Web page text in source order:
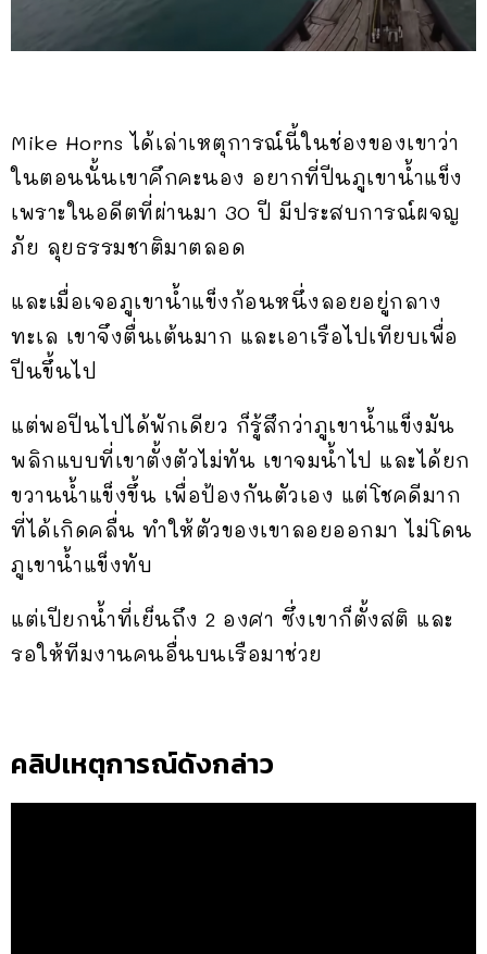
Mike Horns ได้เล่าเหตุการณ์นี้ในช่องของเขาว่า
ในตอนนั้นเขาคึกคะนอง อยากที่ปีนภูเขาน้ำแข็ง
เพราะในอดีตที่ผ่านมา 30 ปี มีประสบการณ์ผจญ
ภัย ลุยธรรมชาติมาตลอด
และเมื่อเจอภูเขาน้ำแข็งก้อนหนึ่งลอยอยู่กลาง
ทะเล เขาจึงตื่นเต้นมาก และเอาเรือไปเทียบเพื่อ
ปีนขึ้นไป
แต่พอปีนไปได้พักเดียว ก็รู้สึกว่าภูเขาน้ำแข็งมัน
พลิกแบบที่เขาตั้งตัวไม่ทัน เขาจมน้ำไป และได้ยก
ขวานน้ำแข็งขึ้น เพื่อป้องกันตัวเอง แต่โชคดีมาก
ที่ได้เกิดคลื่น ทำให้ตัวของเขาลอยออกมา ไม่โดน
ภูเขาน้ำแข็งทับ
แต่เปียกน้ำที่เย็นถึง 2 องศา ซึ่งเขาก็ตั้งสติ และ
รอให้ทีมงานคนอื่นบนเรือมาช่วย
คลิปเหตุการณ์ดังกล่าว